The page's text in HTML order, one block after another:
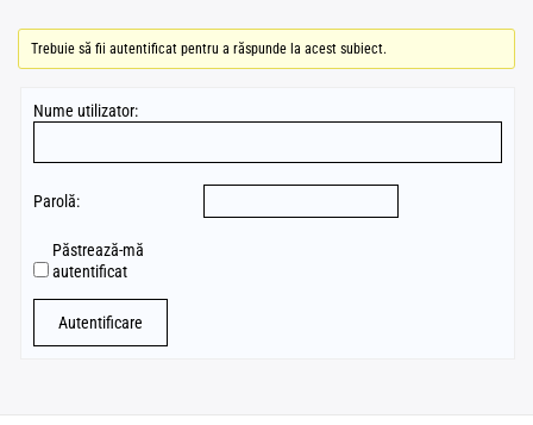
Trebuie să fii autentificat pentru a răspunde la acest subiect.
Nume utilizator:
Parolă:
Păstrează-mă
autentificat
Autentificare